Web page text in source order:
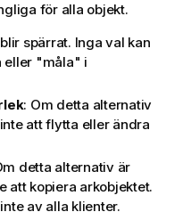
för alla objekt.
spärrat. Inga val kan
eller "måla" i
: Om detta alternativ
att flytta eller ändra
detta alternativ är
att kopiera arkobjektet.
av alla klienter.